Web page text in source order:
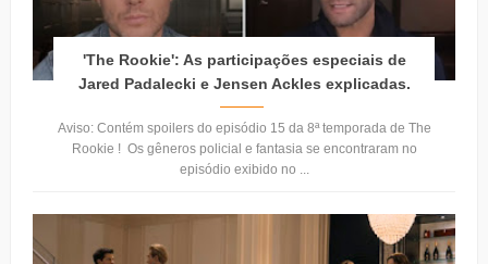
'The Rookie': As participações especiais de
Jared Padalecki e Jensen Ackles explicadas.
Aviso: Contém spoilers do episódio 15 da 8ª temporada de The
Rookie ! Os gêneros policial e fantasia se encontraram no
episódio exibido no ...